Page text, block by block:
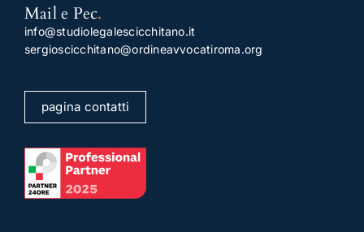
Mail e Pec.
info@studiolegalescicchitano.it
sergioscicchitano@ordineavvocatiroma.org
pagina contatti